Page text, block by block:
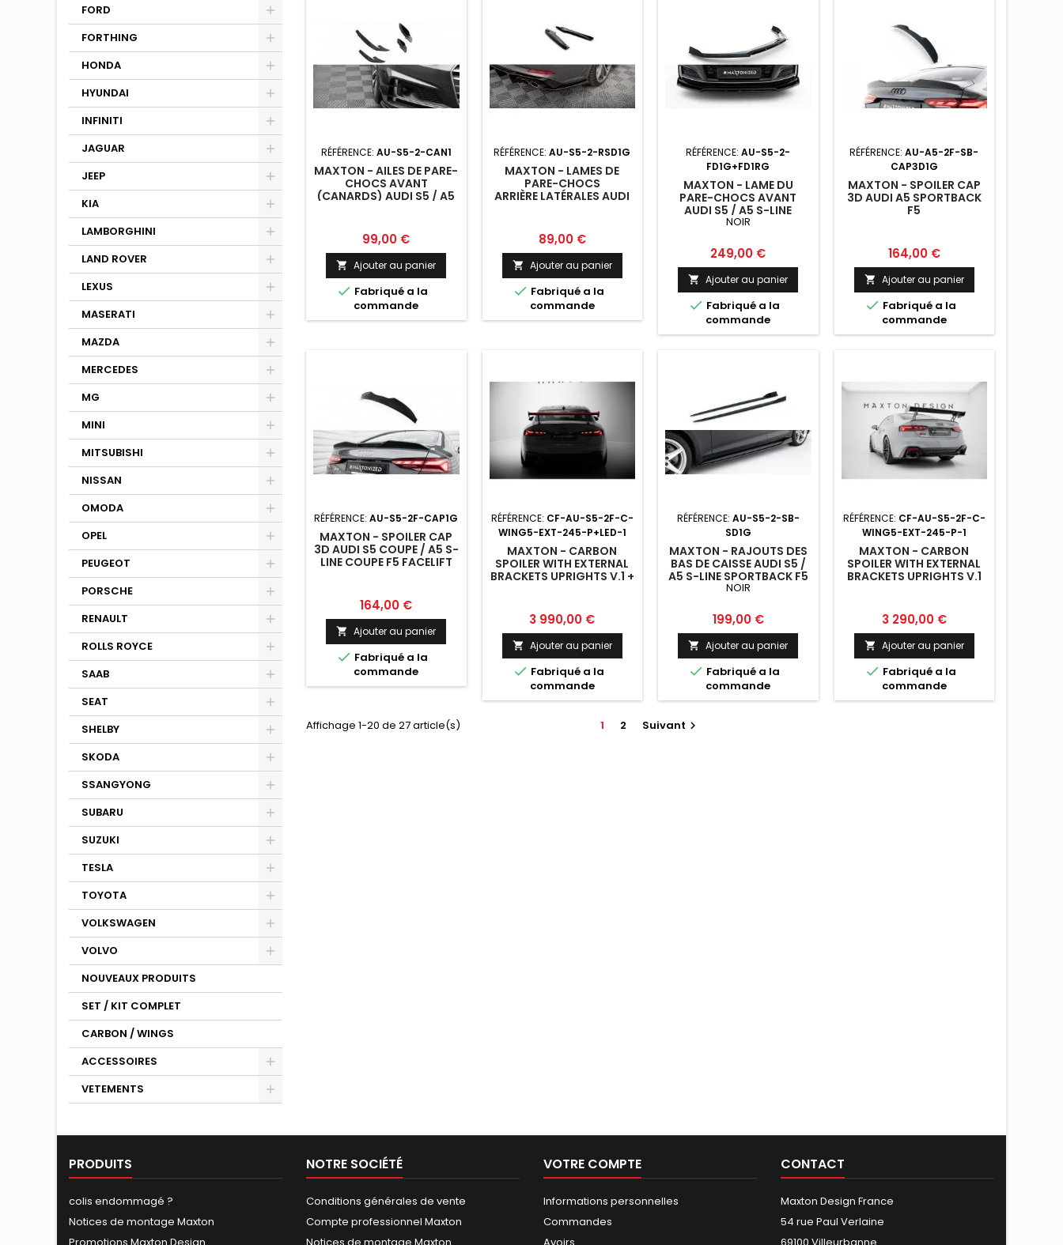
FORD
FORTHING
HONDA
HYUNDAI
INFINITI
JAGUAR
JEEP
KIA
LAMBORGHINI
LAND ROVER
LEXUS
MASERATI
MAZDA
MERCEDES
MG
MINI
MITSUBISHI
NISSAN
OMODA
OPEL
PEUGEOT
PORSCHE
RENAULT
ROLLS ROYCE
SAAB
SEAT
SHELBY
SKODA
SSANGYONG
SUBARU
SUZUKI
TESLA
TOYOTA
VOLKSWAGEN
VOLVO
NOUVEAUX PRODUITS
SET / KIT COMPLET
CARBON / WINGS
ACCESSOIRES
VETEMENTS
RÉFÉRENCE: AU-S5-2-CAN1
MAXTON - AILES DE PARE-
CHOCS AVANT
(CANARDS) AUDI S5 / A5
Prix
99,00 €
 Ajouter au panier
 Fabriqué a la
commande
RÉFÉRENCE:AU-S5-2-RSD1G
MAXTON - LAMES DE
PARE-CHOCS
ARRIÈRE LATÉRALES AUDI
Prix
89,00 €
 Ajouter au panier
 Fabriqué a la
commande
RÉFÉRENCE:AU-S5-2-
FD1G+FD1RG
MAXTON - LAME DU
PARE-CHOCS AVANT
AUDI S5 / A5 S-LINE
COUPE / SPORTBACK F5
NOIR
Prix
249,00 €
 Ajouter au panier
 Fabriqué a la
commande
RÉFÉRENCE:AU-A5-2F-SB-
CAP3D1G
MAXTON - SPOILER CAP
3D AUDI A5 SPORTBACK
F5
Prix
164,00 €
 Ajouter au panier
 Fabriqué a la
commande
RÉFÉRENCE:AU-S5-2F-CAP1G
MAXTON - SPOILER CAP
3D AUDI S5 COUPE / A5 S-
LINE COUPE F5 FACELIFT
Prix
164,00 €
 Ajouter au panier
 Fabriqué a la
commande
RÉFÉRENCE: CF-AU-S5-2F-C-
WING5-EXT-245-P+LED-1
MAXTON - CARBON
SPOILER WITH EXTERNAL
BRACKETS UPRIGHTS V.1 +
FACELIFT
Prix
3 990,00 €
 Ajouter au panier
 Fabriqué a la
commande
RÉFÉRENCE: AU-S5-2-SB-
SD1G
MAXTON - RAJOUTS DES
BAS DE CAISSE AUDI S5 /
A5 S-LINE SPORTBACK F5
NOIR
Prix
199,00 €
 Ajouter au panier
 Fabriqué a la
commande
RÉFÉRENCE: CF-AU-S5-2F-C-
WING5-EXT-245-P-1
MAXTON - CARBON
SPOILER WITH EXTERNAL
BRACKETS UPRIGHTS V.1
FACELIFT
Prix
3 290,00 €
 Ajouter au panier
 Fabriqué a la
commande
Affichage 1-20 de 27 article(s) 1 2 Suivant 
PRODUITS
colis endommagé ?
Notices de montage Maxton
NOTRE SOCIÉTÉ
Conditions générales de vente
Compte professionnel Maxton
VOTRE COMPTE
Informations personnelles
Commandes
CONTACT
Maxton Design France
54 rue Paul Verlaine